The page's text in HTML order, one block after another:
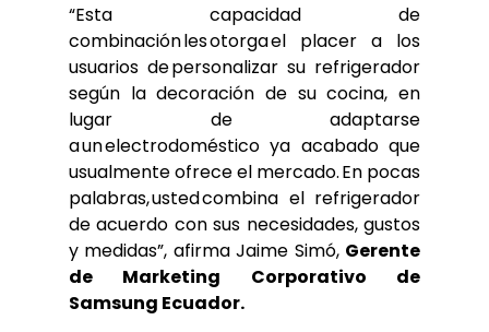
“Esta capacidad de
combinación les otorga el placer a los
usuarios de personalizar su refrigerador
según la decoración de su cocina, en
lugar de adaptarse
a un electrodoméstico ya acabado que
usualmente ofrece el mercado. En pocas
palabras, usted combina el refrigerador
de acuerdo con sus necesidades, gustos
y medidas”, afirma Jaime Simó, Gerente
de Marketing Corporativo de
Samsung Ecuador.